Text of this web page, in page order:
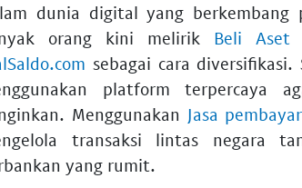
dunia digital yang berkembang
orang kini melirik Beli Aset
sebagai cara
platform terpercaya
Menggunakan Jasa
transaksi lintas negara
yang rumit.